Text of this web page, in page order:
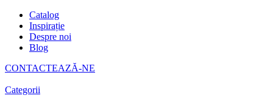
Catalog
Inspirație
Despre noi
Blog
CONTACTEAZĂ-NE
Categorii